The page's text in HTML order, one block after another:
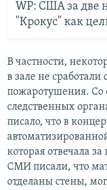
WP: США за две
"Крокус" как
В частности,
в зале не
пожаротушения. Со
следственных
писало, что в
которая отвечала
СМИ писали, что
отделаны стены,